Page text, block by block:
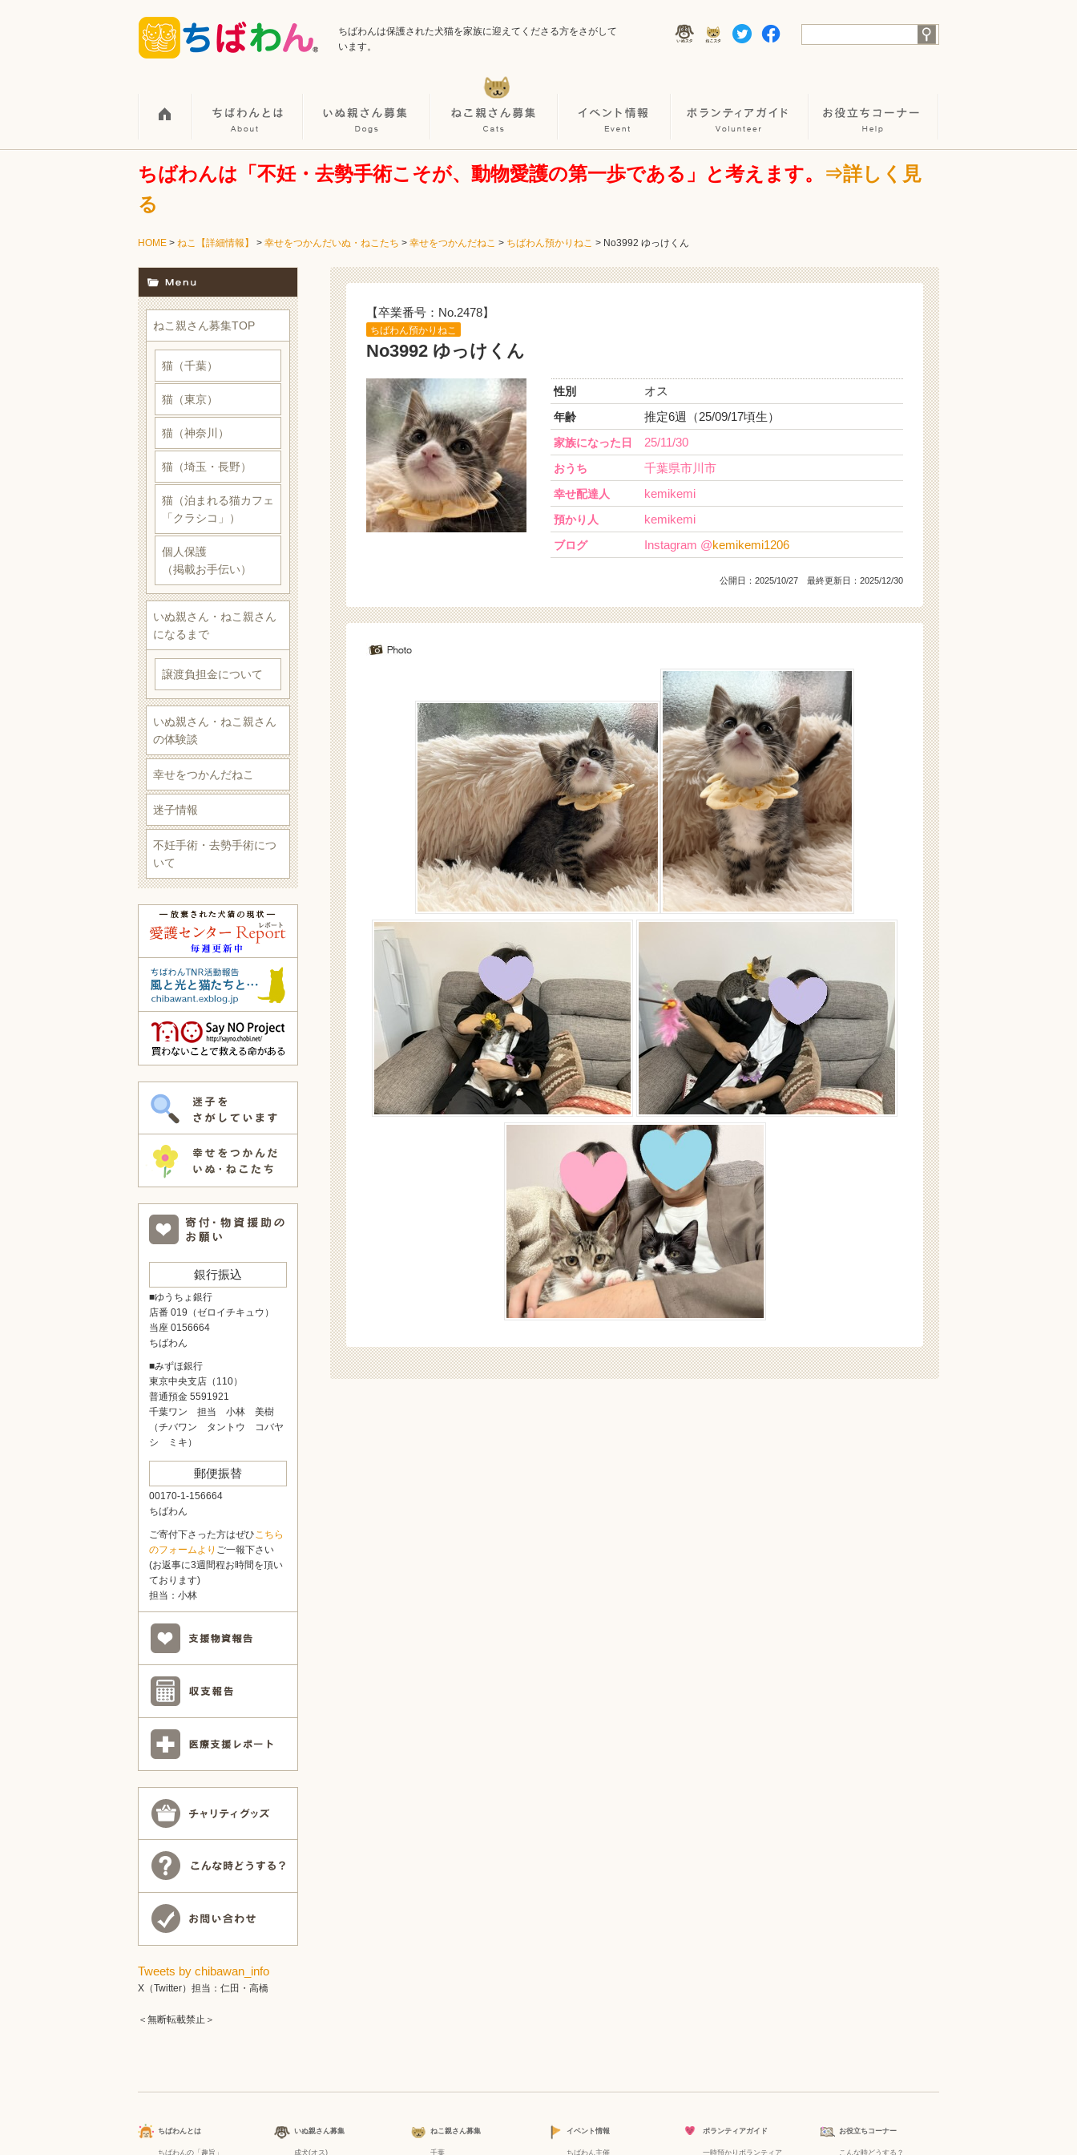
ちばわんは保護された犬猫を家族に迎えてくださる方をさがして
います。
ちばわんは「不妊・去勢手術こそが、動物愛護の第一歩である」と考えます。
⇒詳しく見
る
HOME > ねこ【詳細情報】 > 幸せをつかんだいぬ・ねこたち > 幸せをつかんだねこ > ちばわん預かりねこ > No3992 ゆっけくん
【卒業番号：No.2478】
ちばわん預かりねこ
No3992 ゆっけくん
性別 オス
年齢 推定6週（25/09/17頃生）
家族になった日 25/11/30
おうち 千葉県市川市
幸せ配達人 kemikemi
預かり人 kemikemi
ブログ Instagram @kemikemi1206
公開日： 2025/10/27 最終更新日：2025/12/30
ねこ親さん募集TOP
猫（千葉）
猫（東京）
猫（神奈川）
猫（埼玉・長野）
猫（泊まれる猫カフェ
「クラシコ」）
個人保護
（掲載お手伝い）
いぬ親さん・ねこ親さん
になるまで
譲渡負担金について
いぬ親さん・ねこ親さん
の体験談
幸せをつかんだねこ
迷子情報
不妊手術・去勢手術につ
いて
銀行振込
■ゆうちょ銀行
店番 019（ゼロイチキュウ）
当座 0156664
ちばわん
■みずほ銀行
東京中央支店（110）
普通預金 5591921
千葉ワン 担当 小林 美樹
（チバワン タントウ コバヤ
シ ミキ）
郵便振替
00170-1-156664
ちばわん
ご寄付下さった方はぜひこちら
のフォームより ご一報下さい
(お返事に3週間程お時間を頂い
ております)
担当：小林
Tweets by chibawan_info
X（Twitter）担当：仁田・高橋
＜無断転載禁止＞
ちばわんとは
ちばわんの「趣旨」
いぬ親さん募集
成犬(オス)
ねこ親さん募集
千葉
イベント情報
ちばわん主催
ボランティアガイド
一時預かりボランティア
お役立ちコーナー
こんな時どうする？